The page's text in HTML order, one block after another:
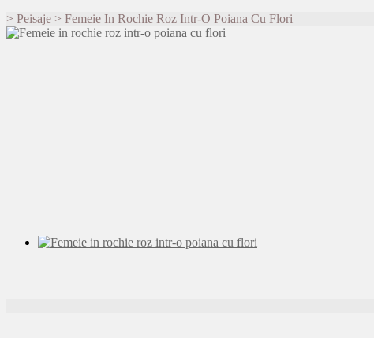
> Peisaje > Femeie In Rochie Roz Intr-O Poiana Cu Flori